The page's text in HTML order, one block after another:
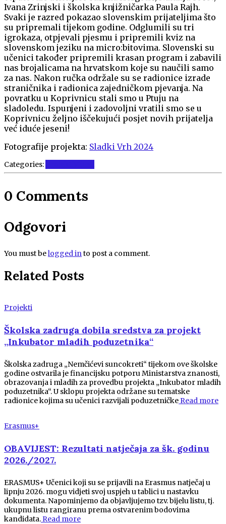
Ivana Zrinjski i školska knjižničarka Paula Rajh.
Svaki je razred pokazao slovenskim prijateljima što
su pripremali tijekom godine. Odglumili su tri
igrokaza, otpjevali pjesmu i pripremili kviz na
slovenskom jeziku na micro:bitovima. Slovenski su
učenici također pripremili krasan program i zabavili
nas brojalicama na hrvatskom koje su naučili samo
za nas. Nakon ručka održale su se radionice izrade
straničnika i radionica zajedničkom pjevanja. Na
povratku u Koprivnicu stali smo u Ptuju na
sladoledu. Ispunjeni i zadovoljni vratili smo se u
Koprivnicu željno iščekujući posjet novih prijatelja
već iduće jeseni!
Fotografije projekta: Sladki Vrh 2024
Categories:
0 Comments
Odgovori
You must belogged into post a comment.
Related Posts
Projekti
Školska zadruga dobila sredstva za projekt
„Inkubator mladih poduzetnika“
Školska zadruga „Nemčićevi suncokreti“ tijekom ove školske
godine ostvarila je financijsku potporu Ministarstva znanosti,
obrazovanja i mladih za provedbu projekta „Inkubator mladih
poduzetnika“. U sklopu projekta održane su tematske
radionice kojima su učenici razvijali poduzetničke Read more
Erasmus+
OBAVIJEST: Rezultati natječaja za šk. godinu
2026./2027.
ERASMUS+ Učenici koji su se prijavili na Erasmus natječaj u
lipnju 2026. mogu vidjeti svoj uspjeh u tablici u nastavku
dokumenta. Napominjemo da objavljujemo tzv. bijelu listu, tj.
ukupnu listu rangiranu prema ostvarenim bodovima
kandidata. Read more